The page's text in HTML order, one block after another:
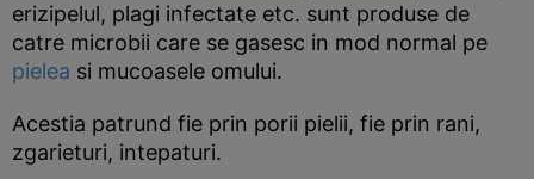
erizipelul, plagi infectate etc. sunt produse de
catre microbii care se gasesc in mod normal pe
pielea si mucoasele omului.
Acestia patrund fie prin porii pielii, fie prin rani,
zgarieturi, intepaturi.